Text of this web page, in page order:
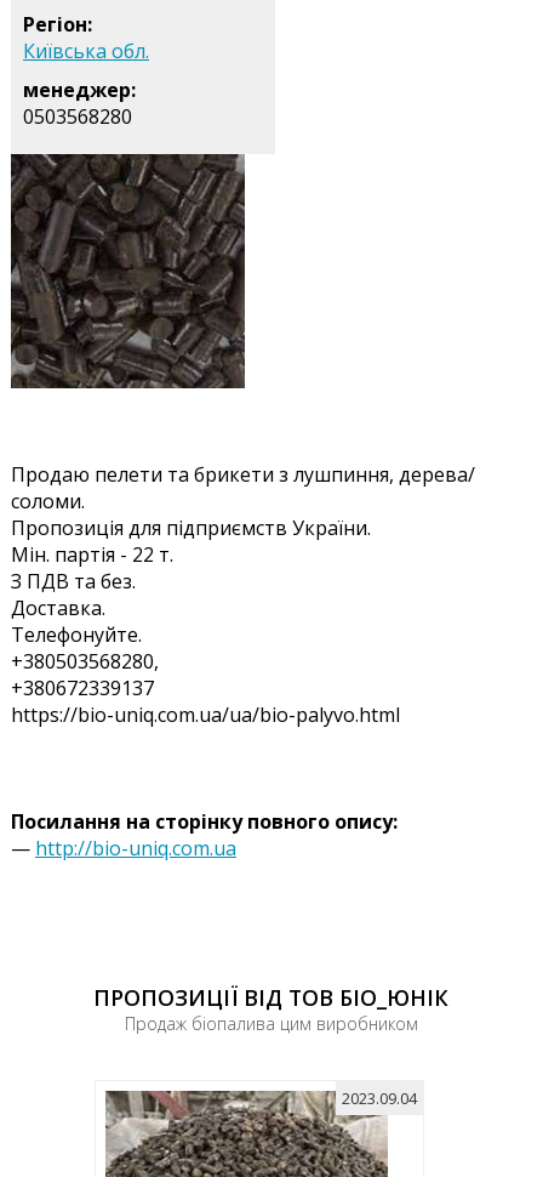
Регіон:
Київська обл.
менеджер:
0503568280
Продаю пелети та брикети з лушпиння, дерева/
соломи.
Пропозиція для підприємств України.
Мін. партія - 22 т.
З ПДВ та без.
Доставка.
Телефонуйте.
+380503568280,
+380672339137
https://bio-uniq.com.ua/ua/bio-palyvo.html
Посилання на сторінку повного опису:
— http://bio-uniq.com.ua
ПРОПОЗИЦІЇ ВІД ТОВ БІО_ЮНІК
Продаж біопалива цим виробником
2023.09.04